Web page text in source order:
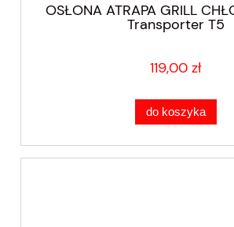
OSŁONA ATRAPA GRILL
Transporter T5
119,00 zł
do koszyka